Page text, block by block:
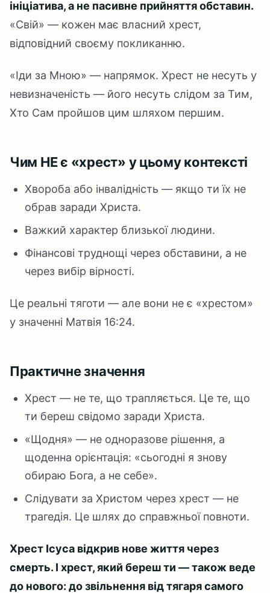
ініціатива, а не пасивне прийняття обставин.
«Свій» — кожен має власний хрест,
відповідний своєму покликанню.
«Іди за Мною» — напрямок. Хрест не несуть у
невизначеність — його несуть слідом за Тим,
Хто Сам пройшов цим шляхом першим.
Чим НЕ є «хрест» у цьому контексті
Хвороба або інвалідність — якщо ти їх не
обрав заради Христа.
Важкий характер близької людини.
Фінансові труднощі через обставини, а не
через вибір вірності.
Це реальні тяготи — але вони не є «хрестом»
у значенні Матвія 16:24.
Практичне значення
Хрест — не те, що трапляється. Це те, що
ти береш свідомо заради Христа.
«Щодня» — не одноразове рішення, а
щоденна орієнтація: «сьогодні я знову
обираю Бога, а не себе».
Слідувати за Христом через хрест — не
трагедія. Це шлях до справжньої повноти.
Хрест Ісуса відкрив нове життя через
смерть. І хрест, який береш ти — також веде
до нового: до звільнення від тягаря самого